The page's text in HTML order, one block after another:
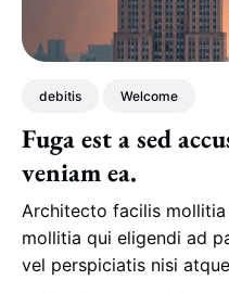
debitis Welcome
Fuga est a sed
veniam ea.
Architecto facilis
mollitia qui eligendi ad
vel perspiciatis nisi